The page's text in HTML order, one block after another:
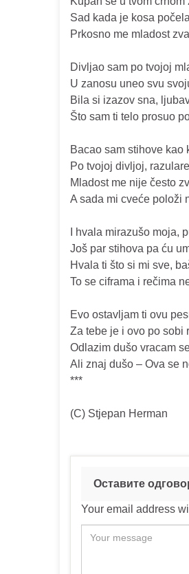
Sad kada je kosa
Prkosno me mladost
Divljao sam po tvojoj
U zanosu uneo svu
Bila si izazov sna,
Što sam ti telo prosuo
Bacao sam stihove kao
Po tvojoj divljoj,
Mladost me nije često
A sada mi cveće položi
I hvala mirazušo moja,
Još par stihova pa ću
Hvala ti što si mi sve,
To se ciframa i rečima
Evo ostavljam ti ovu
Za tebe je i ovo po sobi
Odlazim dušo vracam
Ali znaj dušo – Ova se
***
(C) Stjepan Herman
Оставите
Your email address